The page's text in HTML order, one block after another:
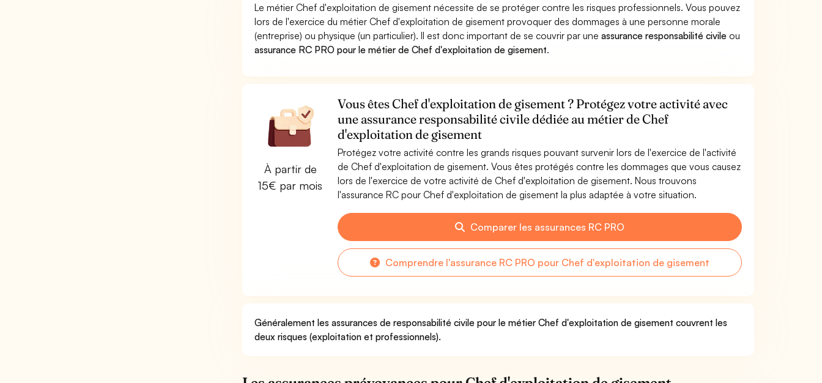
Le métier Chef d'exploitation de gisement nécessite de se protéger contre les risques professionnels. Vous pouvez
lors de l'exercice du métier Chef d'exploitation de gisement provoquer des dommages à une personne morale
(entreprise) ou physique (un particulier). Il est donc important de se couvrir par uneassurance responsabilité civile ou
assurance RC PRO pour le métier de Chef d'exploitation de gisement.
À partir de
15€ par mois
Vous êtes Chef d'exploitation de gisement ? Protégez votre activité avec
une assurance responsabilité civile dédiée au métier de Chef
d'exploitation de gisement
Protégez votre activité contre les grands risques pouvant survenir lors de l'exercice de l'activité
de Chef d'exploitation de gisement. Vous êtes protégés contre les dommages que vous causez
lors de l'exercice de votre activité de Chef d'exploitation de gisement. Nous trouvons
l'assurance RC pour Chef d'exploitation de gisement la plus adaptée à votre situation.
Comparer les assurances RC PRO
Comprendre l'assurance RC PRO pour Chef d'exploitation de gisement
Généralement les assurances de responsabilité civile pour le métier Chef d'exploitation de gisement couvrent les
deux risques (exploitation et professionnels).